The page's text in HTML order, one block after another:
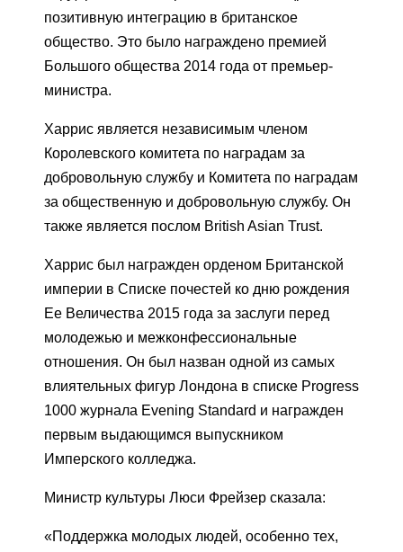
позитивную интеграцию в британское
общество. Это было награждено премией
Большого общества 2014 года от премьер-
министра.
Харрис является независимым членом
Королевского комитета по наградам за
добровольную службу и Комитета по наградам
за общественную и добровольную службу. Он
также является послом British Asian Trust.
Харрис был награжден орденом Британской
империи в Списке почестей ко дню рождения
Ее Величества 2015 года за заслуги перед
молодежью и межконфессиональные
отношения. Он был назван одной из самых
влиятельных фигур Лондона в списке Progress
1000 журнала Evening Standard и награжден
первым выдающимся выпускником
Имперского колледжа.
Министр культуры Люси Фрейзер сказала:
«Поддержка молодых людей, особенно тех,